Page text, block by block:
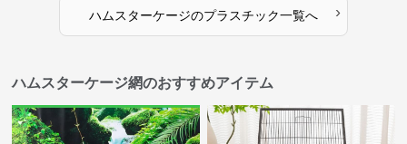
ハムスターケージのプラスチック一覧へ ›
ハムスターケージ網のおすすめアイテム